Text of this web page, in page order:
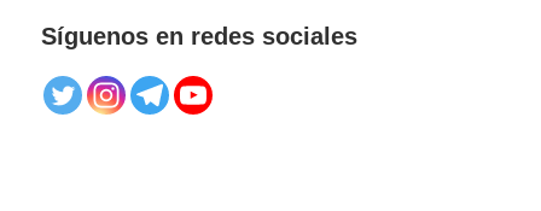
Síguenos en redes sociales